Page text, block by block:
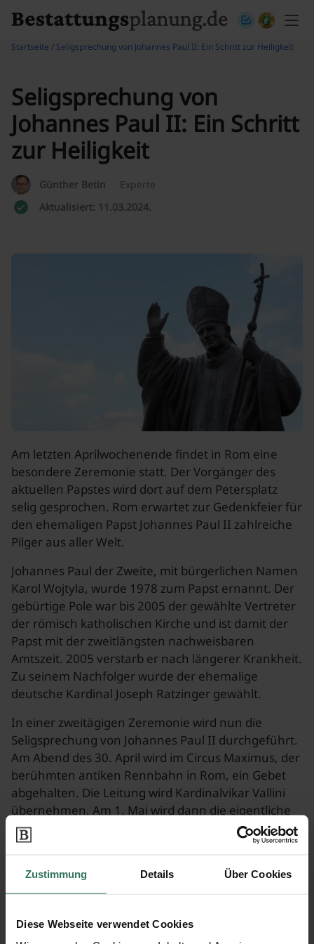
Zustimmung Details Über Cookies
Diese Webseite verwendet Cookies
Startseite / Seligsprechung von Johannes Paul II: Ein Schritt zur Heiligkeit
Seligsprechung von
Johannes Paul II: Ein Schritt
zur Heiligkeit
Günther Betin
Experte
Aktualisiert: 11.03.2024.
Am letzten Aprilwochenende findet in Rom eine
besondere Zeremonie statt. Der Vorgänger des
aktuellen Papstes wird dort auf dem Petersplatz
selig gesprochen. Rom erwartet zur Gedenkfeier für
den ehemaligen Papst Johannes Paul II zahlreiche
Pilger aus aller Welt.
Johannes Paul der Zweite, mit bürgerlichen Namen
Karol Wojtyla, wurde 1978 zum Papst ernannt. Der
gebürtige Pole war bis 2005 der gewählte Vertreter
der römisch katholischen Kirche und ist damit der
Papst mit der zweitlängsten nachweisbaren
Amtszeit. 2005 verstarb er nach längerer Krankheit.
Zu seinem Nachfolger wurde der ehemalige
deutsche Kardinal Joseph Ratzinger gewählt.
In einer zweitägigen Zeremonie wird nun die
Seligsprechung von Johannes Paul II durchgeführt.
Am Abend des 30. April wird im Circus Maximus, der
berühmten antiken Rennbahn in Rom, ein Gebet
abgehalten. Die Leitung wird Kardinalvikar Vallini
übernehmen. Am 1. Mai wird dann die eigentliche
Seligsprechung durch Papst Benedikt XVI auf dem
Petersplatz in Rom durchgeführt. Im Anschluss wird
Papstaltar im Petersdom aufgebahrt. Im Anschluss
an die Feierlichkeiten wird der Sarg von Johannes